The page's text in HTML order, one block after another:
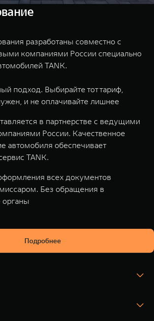
разработаны совместно с
компаниями России специально
TANK.
подход. Выбирайте тот тариф,
и не оплачивайте лишнее
в партнерстве с ведущими
России. Качественное
автомобиля обеспечивает
TANK.
всех документов
Без обращения в
Подробнее